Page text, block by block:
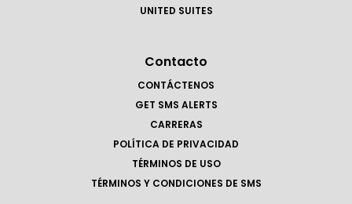
UNITED SUITES
Contacto
CONTÁCTENOS
GET SMS ALERTS
CARRERAS
POLÍTICA DE PRIVACIDAD
TÉRMINOS DE USO
TÉRMINOS Y CONDICIONES DE SMS